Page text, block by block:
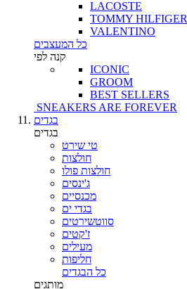
LACOSTE
TOMMY HILFIGER
VALENTINO
כל המעצבים
קנה לפי
ICONIC
GROOM
BEST SELLERS
SNEAKERS ARE FOREVER
בגדים
בגדים
טי שירט
חולצות
חולצות פולו
ג'ינסים
מכנסיים
בגדי ים
סווטשירטים
ז'קטים
מעילים
חליפות
כל הבגדים
מותגים